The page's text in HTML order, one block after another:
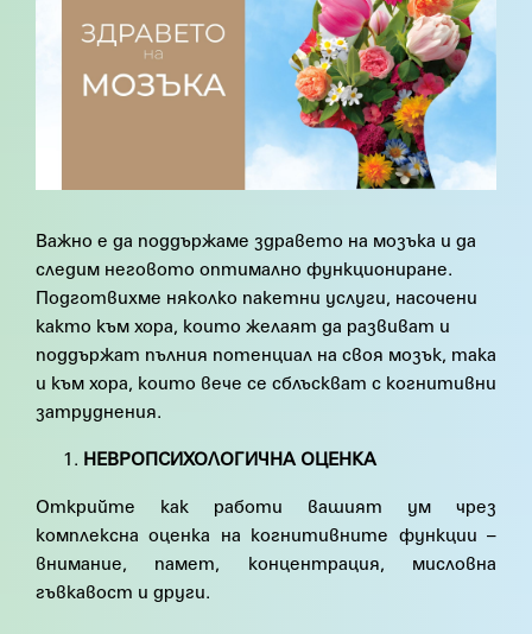
Важно е да поддържаме здравето на мозъка и да
следим неговото оптимално функциониране.
Подготвихме няколко пакетни услуги, насочени
както към хора, които желаят да развиват и
поддържат пълния потенциал на своя мозък, така
и към хора, които вече се сблъскват с когнитивни
затруднения.
НЕВРОПСИХОЛОГИЧНА ОЦЕНКА
Открийте как работи вашият ум чрез
комплексна оценка на когнитивните функции –
внимание, памет, концентрация, мисловна
гъвкавост и други.